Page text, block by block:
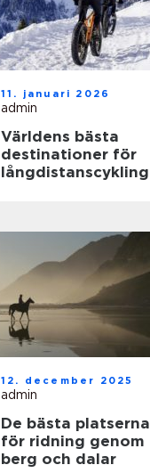
11. januari 2026
admin
Världens bästa
destinationer för
långdistanscykling
12. december 2025
admin
De bästa platserna
för ridning genom
berg och dalar